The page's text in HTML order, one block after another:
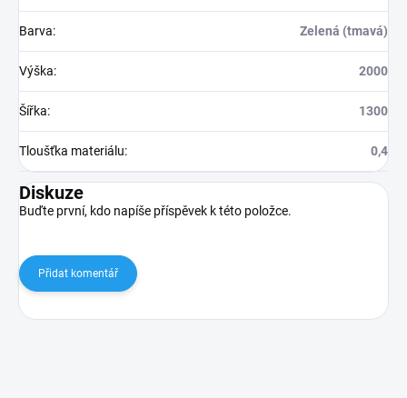
Barva: Zelená (tmavá)
Výška: 2000
Šířka: 1300
Tloušťka materiálu: 0,4
Diskuze
Buďte první, kdo napíše příspěvek k této položce.
Přidat komentář